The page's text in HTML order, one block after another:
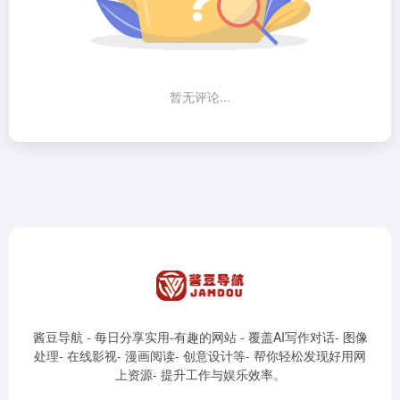
暂无评论...
酱豆导航 - 每日分享实用-有趣的网站 - 覆盖AI写作对话- 图像
处理- 在线影视- 漫画阅读- 创意设计等- 帮你轻松发现好用网
上资源- 提升工作与娱乐效率。